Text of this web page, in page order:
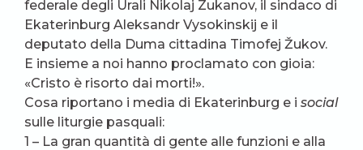
federale degli Urali Nikolaj Zukanov, il sindaco di
Ekaterinburg Aleksandr Vysokinskij e il
deputato della Duma cittadina Timofej Žukov.
E insieme a noi hanno proclamato con gioia:
«Cristo è risorto dai morti!».
Cosa riportano i media di Ekaterinburg e i social
sulle liturgie pasquali:
1 – La gran quantità di gente alle funzioni e alla